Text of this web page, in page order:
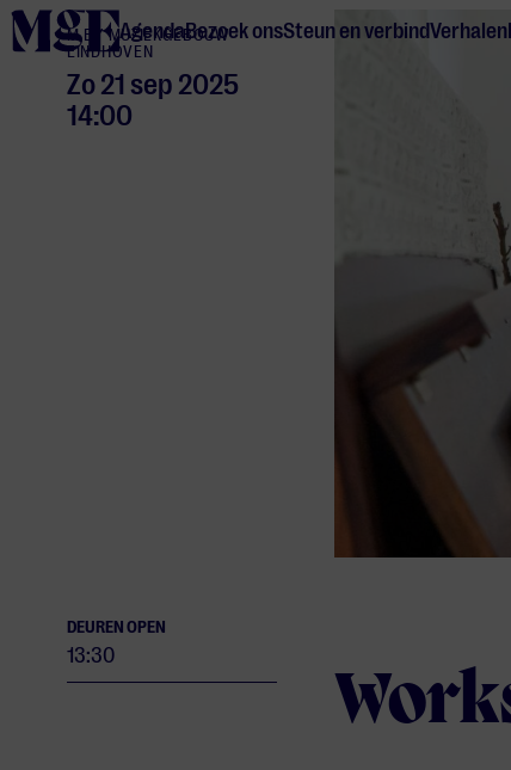
home
AgendaBezoek onsSteun en verbindVerhalen
M BY MUZIEKGEBOUW
EINDHOVEN
Zo 21 sep 2025
14:00
DEUREN OPEN
13:30